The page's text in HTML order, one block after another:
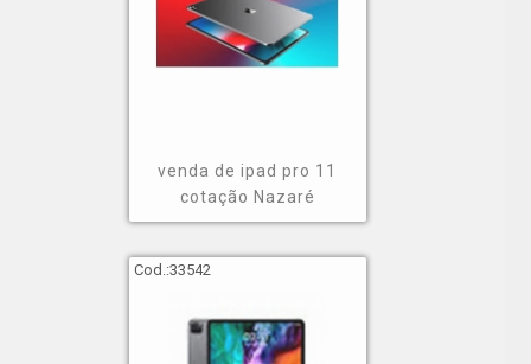
venda de ipad pro 11
cotação Nazaré
Cod.:33542